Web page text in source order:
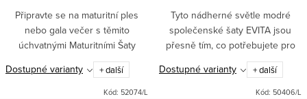
Připravte se na maturitní ples
nebo gala večer s těmito
úchvatnými Maturitními Šaty
TAMARA ve světle modré barvě.
Korzetový top a odhalená ramena
vytváří romantický vzhled,...
Dostupné varianty + další
Kód: 52074/L
Tyto nádherné světle modré
společenské šaty EVITA jsou
přesně tím, co potřebujete pro
váš výjimečný večer. Přiléhavý
střih zdůrazňuje vaše křivky a
dodává vám sebevědomí. Tato...
Dostupné varianty + další
Kód: 50406/L